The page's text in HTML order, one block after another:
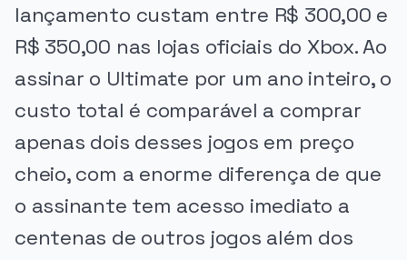
lançamento custam entre R$ 300,00 e
R$ 350,00 nas lojas oficiais do Xbox. Ao
assinar o Ultimate por um ano inteiro, o
custo total é comparável a comprar
apenas dois desses jogos em preço
cheio, com a enorme diferença de que
o assinante tem acesso imediato a
centenas de outros jogos além dos